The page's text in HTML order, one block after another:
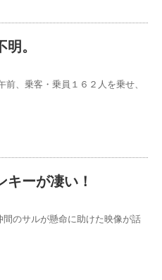
。
、乗客・乗員１６２人を乗せ、
ーが凄い！
のサルが懸命に助けた映像が話